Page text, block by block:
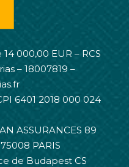
000,00 EUR – RCS
– 18007819 –
6401 2018 000 024
ASSURANCES 89
PARIS
de Budapest CS